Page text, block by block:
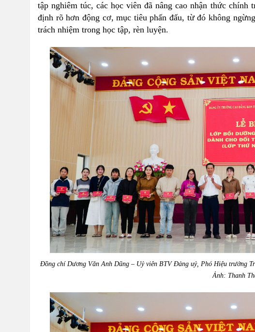
tập nghiêm túc, các học viên đã nâng cao nhận thức
định rõ hơn động cơ, mục tiêu phấn đấu, từ đó không
trách nhiệm trong học tập, rèn luyện.
Đồng chí Dương Văn Anh Dũng – Uỷ viên BTV Đảng uỷ, Phó Hiệu trưởng
Ảnh: Thanh